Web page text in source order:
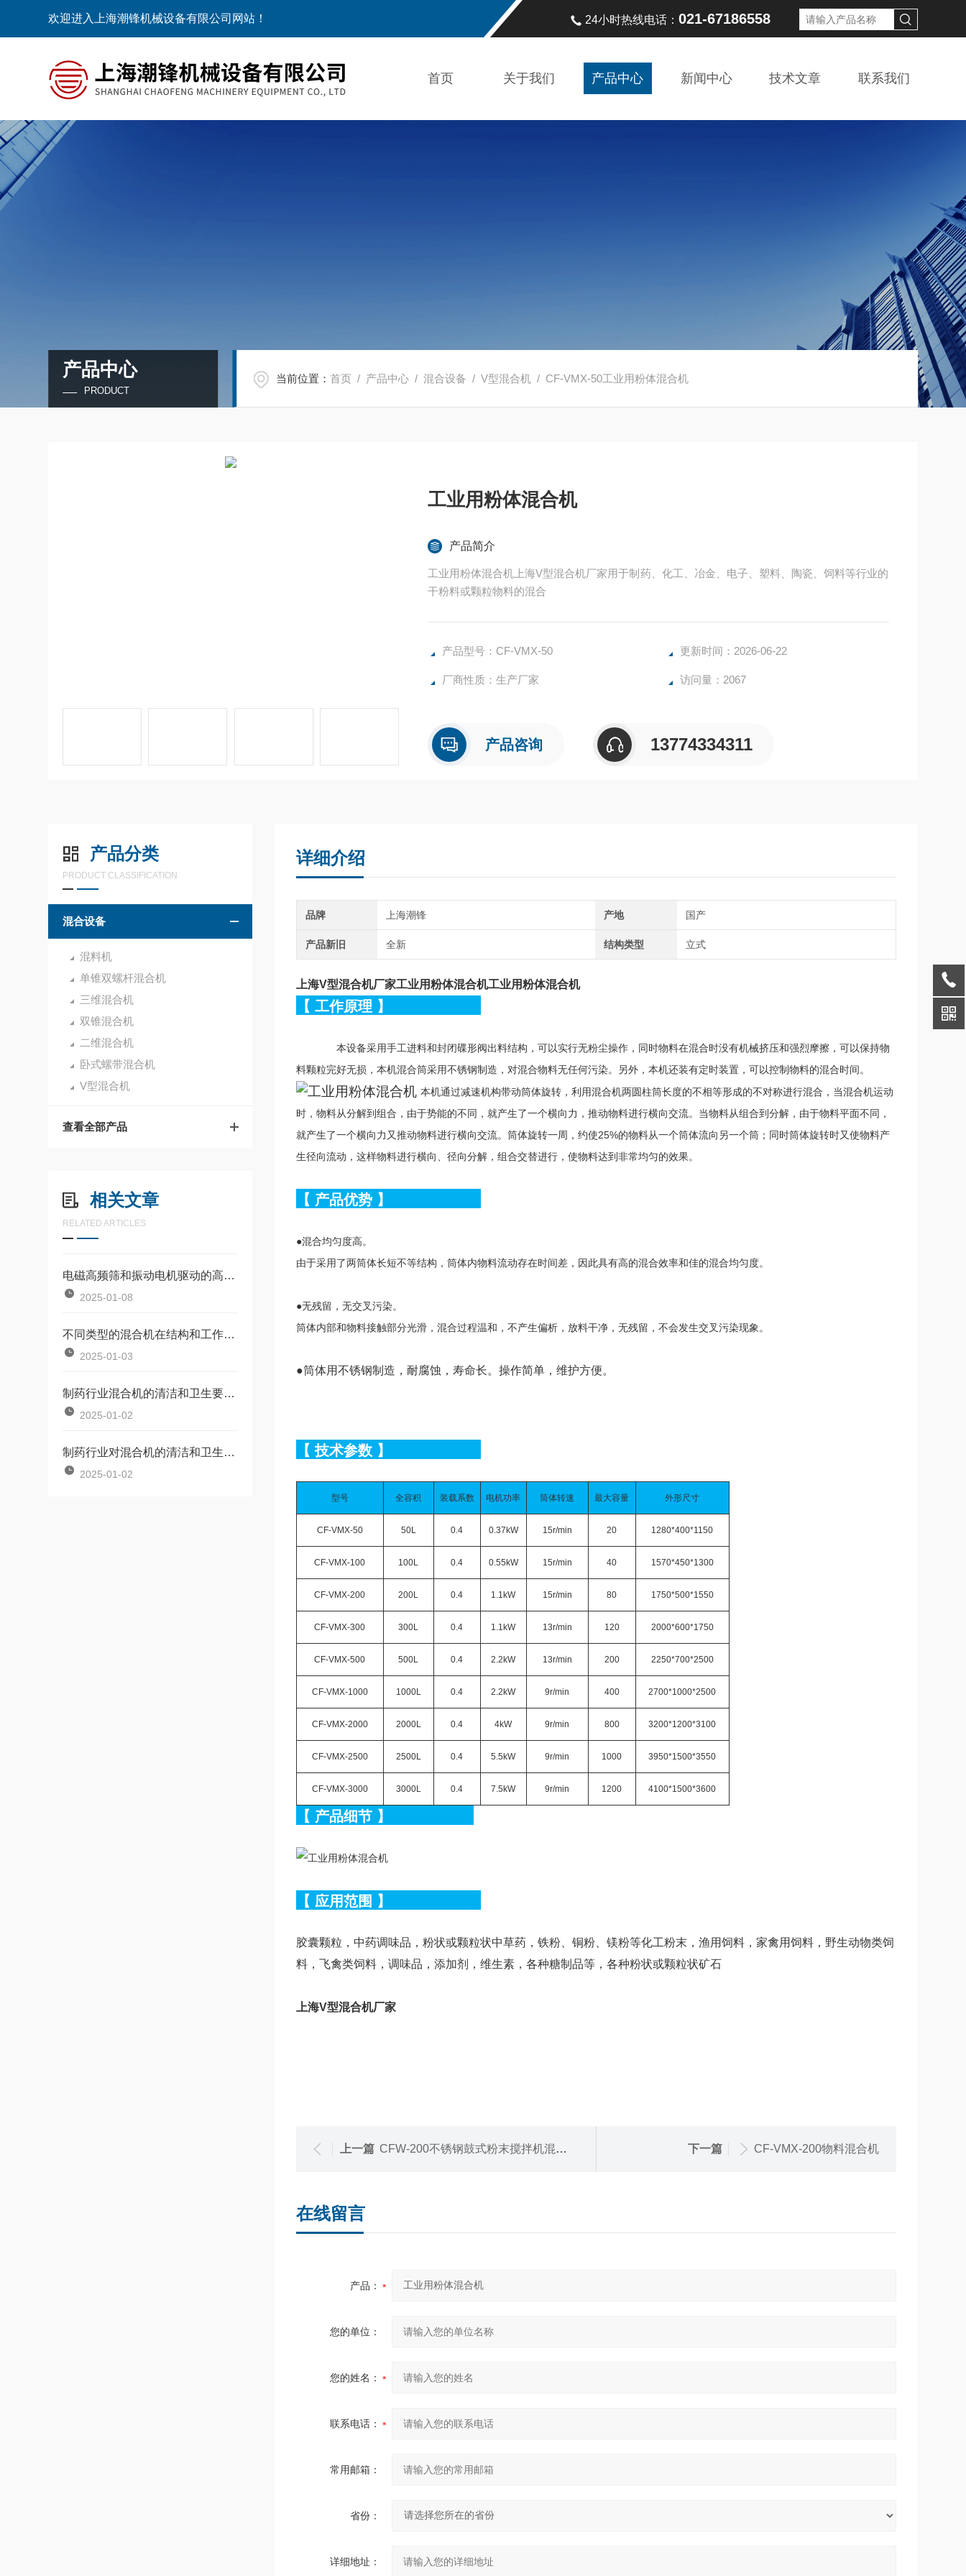
欢迎进入上海潮锋机械设备有限公司网站！ 24小时热线电话： 021-67186558
首页 关于我们 产品中心 新闻中心 技术文章 联系我们
产品中心
PRODUCT
当前位置：首页 / 产品中心 /混合设备 /V型混合机 / CF-VMX-50工业用粉体混合机
工业用粉体混合机
产品简介
工业用粉体混合机上海V型混合机厂家用于制药、化工、冶金、电子、塑料、陶瓷、饲料等行业的
干粉料或颗粒物料的混合
产品型号：CF-VMX-50 更新时间：2026-06-22
厂商性质：生产厂家 访问量：2067
产品咨询 13774334311
产品分类
PRODUCT CLASSIFICATION
混合设备
混料机
单锥双螺杆混合机
三维混合机
双锥混合机
二维混合机
卧式螺带混合机
V型混合机
查看全部产品
相关文章
RELATED ARTICLES
电磁高频筛和振动电机驱动的高频筛哪个更好？
2025-01-08
不同类型的混合机在结构和工作原理上有哪些区别？
2025-01-03
制药行业混合机的清洁和卫生要求与其他行业有何不同？
2025-01-02
制药行业对混合机的清洁和卫生要求有哪些？
2025-01-02
详细介绍
品牌 上海潮锋 产地 国产
产品新旧 全新 结构类型 立式
上海V型混合机厂家工业用粉体混合机工业用粉体混合机
【 工作原理 】
本设备采用手工进料和封闭碟形阀出料结构，可以实行无粉尘操作，同时物料在混合时没有机械挤压和强烈摩擦，可以保持物
料颗粒完好无损，本机混合筒采用不锈钢制造，对混合物料无任何污染。另外，本机还装有定时装置，可以控制物料的混合时间。
本机通过减速机构带动筒体旋转，利用混合机两圆柱筒长度的不相等形成的不对称进行混合，当混合机运动
时，物料从分解到组合，由于势能的不同，就产生了一个横向力，推动物料进行横向交流。当物料从组合到分解，由于物料平面不同，
就产生了一个横向力又推动物料进行横向交流。筒体旋转一周，约使25%的物料从一个筒体流向另一个筒；同时筒体旋转时又使物料产
生径向流动，这样物料进行横向、径向分解，组合交替进行，使物料达到非常均匀的效果。
【 产品优势 】
●混合均匀度高。
由于采用了两筒体长短不等结构，筒体内物料流动存在时间差，因此具有高的混合效率和佳的混合均匀度。
●无残留，无交叉污染。
筒体内部和物料接触部分光滑，混合过程温和，不产生偏析，放料干净，无残留，不会发生交叉污染现象。
●筒体用不锈钢制造，耐腐蚀，寿命长。操作简单，维护方便。
【 技术参数 】
型号 全容积 装载系数 电机功率 筒体转速 最大容量 外形尺寸
CF-VMX-50 50L 0.4 0.37kW 15r/min 20 1280*400*1150
CF-VMX-100 100L 0.4 0.55kW 15r/min 40 1570*450*1300
CF-VMX-200 200L 0.4 1.1kW 15r/min 80 1750*500*1550
CF-VMX-300 300L 0.4 1.1kW 13r/min 120 2000*600*1750
CF-VMX-500 500L 0.4 2.2kW 13r/min 200 2250*700*2500
CF-VMX-1000 1000L 0.4 2.2kW 9r/min 400 2700*1000*2500
CF-VMX-2000 2000L 0.4 4kW 9r/min 800 3200*1200*3100
CF-VMX-2500 2500L 0.4 5.5kW 9r/min 1000 3950*1500*3550
CF-VMX-3000 3000L 0.4 7.5kW 9r/min 1200 4100*1500*3600
【 产品细节 】
【 应用范围 】
胶囊颗粒，中药调味品，粉状或颗粒状中草药，铁粉、铜粉、镁粉等化工粉末，渔用饲料，家禽用饲料，野生动物类饲
料，飞禽类饲料，调味品，添加剂，维生素，各种糖制品等，各种粉状或颗粒状矿石
上海V型混合机厂家
上一篇 CFW-200不锈钢鼓式粉末搅拌机混合机 下一篇 CF-VMX-200物料混合机
在线留言
产品：
您的单位：
您的姓名：
联系电话：
常用邮箱：
省份：
详细地址：